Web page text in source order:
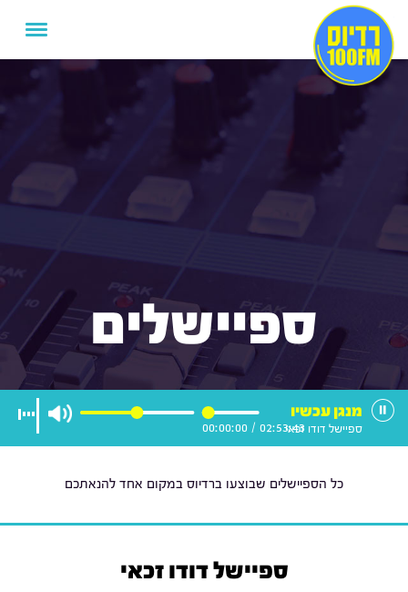
ספיישלים
02:53:43
/
00:00:00
מנגן עכשיו
ספיישל דודו זכאי
כל הספיישלים שבוצעו ברדיוס במקום אחד להנאתכם
ספיישל דודו זכאי